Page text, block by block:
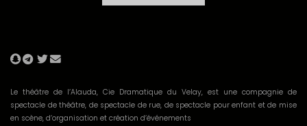
Le théâtre de l’Alauda, Cie Dramatique du Velay, est une compagnie de
spectacle de théâtre, de spectacle de rue, de spectacle pour enfant et de mise
en scène, d’organisation et création d’événements